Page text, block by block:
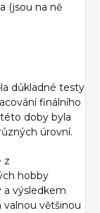
(jsou na ně
důkladné testy
finálního
doby byla
úrovní.
z
hobby
a výsledkem
většinou